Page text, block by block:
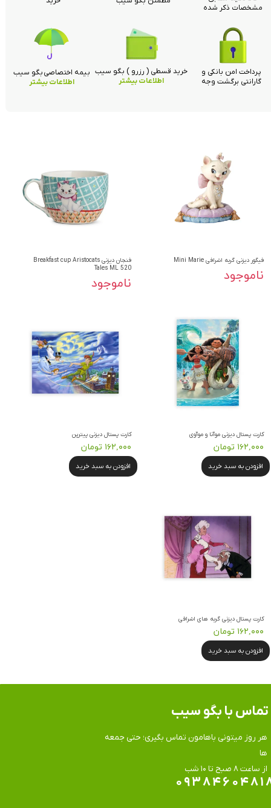
فیگور دیزنی گربه اشرافی Mini Marie
ناموجود
فنجان دیزنی Breakfast cup Aristocats
Tales ML 520
ناموجود
کارت پستال دیزنی موآنا و موآوی
۱۶۲,۰۰۰ تومان
افزودن به سبد خرید
کارت پستال دیزنی پیترپن
۱۶۲,۰۰۰ تومان
افزودن به سبد خرید
کارت پستال دیزنی گربه های اشرافی
۱۶۲,۰۰۰ تومان
افزودن به سبد خرید
مشخصات ذکر شده
خرید قسطی ( رزرو ) بگو سیب
اطلاعات بیشتر
پرداخت امن بانکی و
گارانتی برگشت وجه
بیمه اختصاصی بگو سیب
اطلاعات بیشتر
هر روز میتونی باهامون تماس بگیری؛ حتی جمعه
ها
​​​​​​​از ساعت ۸ صبح تا ۱۰ شب
تماس​​​​​​​ با بگو سیب